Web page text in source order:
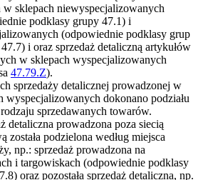
sklepach niewyspecjalizowanych
podklasy grupy 47.1) i
(odpowiednie podklasy grup
i oraz sprzedaż detaliczną artykułów
w sklepach wyspecjalizowanych
47.79.Z).
sprzedaży detalicznej prowadzonej w
wyspecjalizowanych dokonano podziału
sprzedawanych towarów.
detaliczna prowadzona poza siecią
została podzielona według miejsca
np.: sprzedaż prowadzona na
i targowiskach (odpowiednie podklasy
oraz pozostała sprzedaż detaliczna, np.